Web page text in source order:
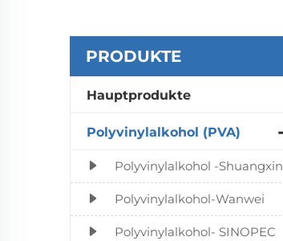
PRODUKTE
Hauptprodukte
Polyvinylalkohol (PVA)
Polyvinylalkohol -Shuangxin
Polyvinylalkohol-Wanwei
Polyvinylalkohol- SINOPEC